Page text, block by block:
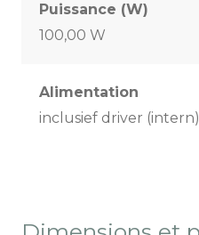
Puissance (W)
100,00 W
Alimentation
inclusief driver (intern)